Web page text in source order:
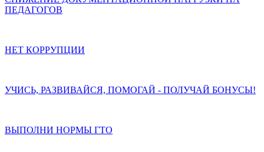
ПЕДАГОГОВ
НЕТ КОРРУПЦИИ
УЧИСЬ, РАЗВИВАЙСЯ, ПОМОГАЙ - ПОЛУЧАЙ БОНУСЫ!
ВЫПОЛНИ НОРМЫ ГТО